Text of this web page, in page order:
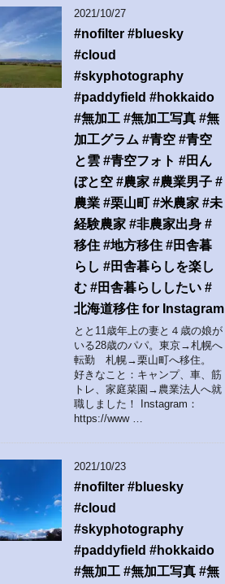
2021/10/27
#nofilter #bluesky
#cloud
#skyphotography
#paddyfield #hokkaido
#無加工 #無加工写真 #無
加工グラム #青空 #青空
と雲 #青空フォト #田ん
ぼと空 #農家 #農業男子 #
農業 #栗山町 #米農家 #未
経験農家 #非農家出身 #
移住 #地方移住 #田舎暮
らし #田舎暮らしを楽し
む #田舎暮らししたい #
北海道移住 for Instagram
とと11歳年上の妻と４歳の娘が
いる28歳のパパ。東京→札幌へ
転勤 札幌→栗山町へ移住。
好きなこと：キャンプ、車、筋
トレ、家庭菜園→農業法人へ就
職しました！ Instagram：
https://www …
2021/10/23
#nofilter #bluesky
#cloud
#skyphotography
#paddyfield #hokkaido
#無加工 #無加工写真 #無